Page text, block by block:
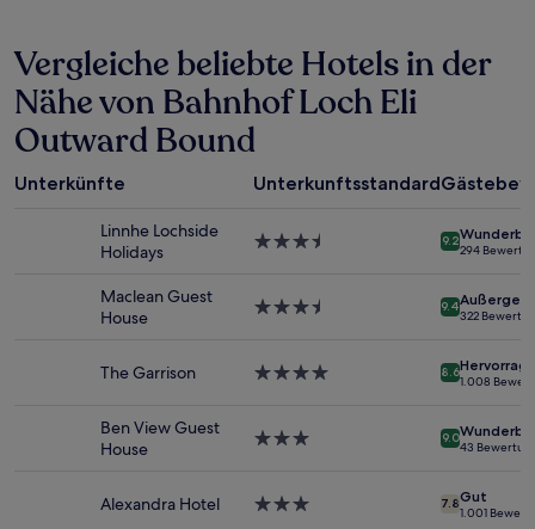
den
letzten
24 Stunden
für
einen
mit
2 Erwachsenen
Bedingungen
Vergleiche beliebte Hotels in der
Nähe von Bahnhof Loch Eli
Outward Bound
Unterkünfte Unterkunftsstandard
Linnhe Lochside
Holidays
3.5-
9.2
294
Maclean Guest
House
3.5-
9.4
322
The Garrison
4.0-
8.6
1.008
Ben View Guest
House
3.0-
9.0
43
Alexandra Hotel
3.0-
7.8Gut
1.001